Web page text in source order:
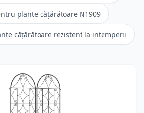
plante cățărătoare N1909
cățărătoare rezistent la intemperii